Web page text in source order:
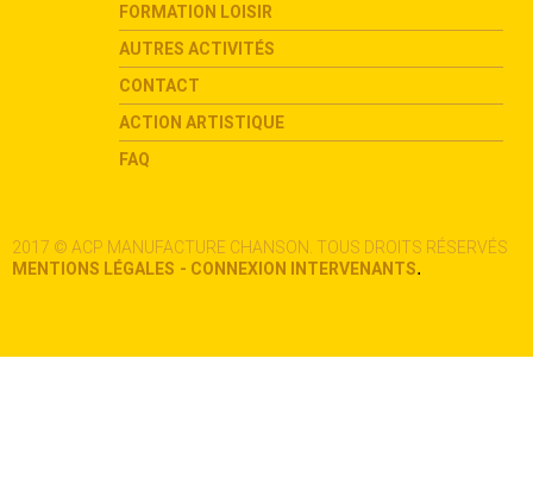
FORMATION LOISIR
AUTRES ACTIVITÉS
CONTACT
ACTION ARTISTIQUE
FAQ
2017 © ACP MANUFACTURE CHANSON. TOUS DROITS RÉSERVÉS
MENTIONS LÉGALES - CONNEXION INTERVENANTS.